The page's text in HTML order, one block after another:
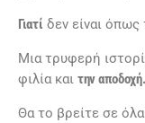
Γιατί δεν είναι όπως
Μια τρυφερή
φιλία και την αποδοχή.
Θα το βρείτε σε